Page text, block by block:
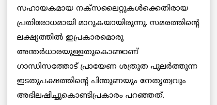
സഹായകമായ നക്സലൈറ്റുകള്‍ക്കെതിരായ
പ്രതിരോധമായി മാറുകയായിരുന്നു. സമരത്തിന്റെ
ലക്ഷ്യത്തില്‍ ഇപ്രകാരമൊരു
അന്തര്‍ധാരയുള്ളതുകൊണ്ടാണ്
ഗാന്ധിസത്തോട് പ്രായേണ ശത്രുത പുലര്‍ത്തുന്ന
ഇടതുപക്ഷത്തിന്റെ പിന്തുണയും നേതൃത്വവും
അഭിലഷിച്ചുകൊണ്ടിപ്രകാരം പറഞ്ഞത്.